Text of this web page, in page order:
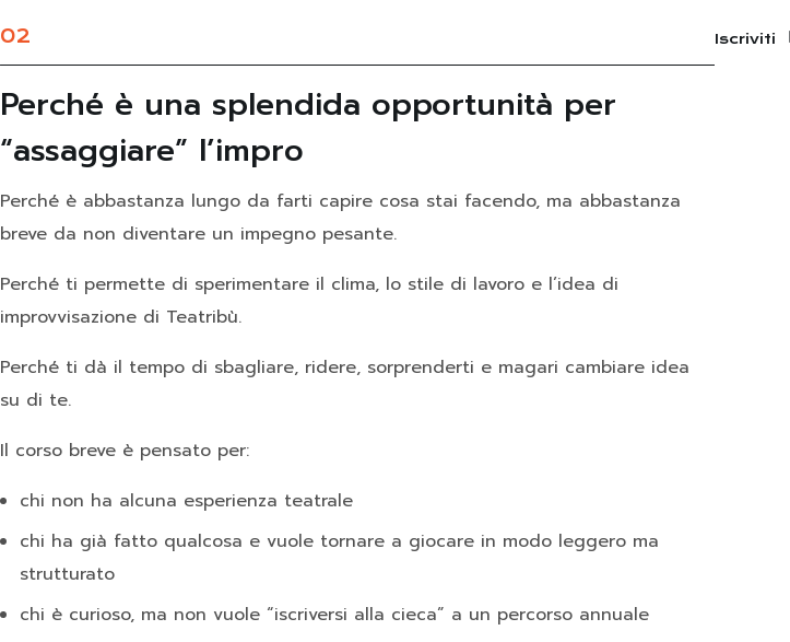
02
Perché è una splendida opportunità per
“assaggiare” l’impro
Perché è abbastanza lungo da farti capire cosa stai facendo, ma abbastanza
breve da non diventare un impegno pesante.
Perché ti permette di sperimentare il clima, lo stile di lavoro e l’idea di
improvvisazione di Teatribù.
Perché ti dà il tempo di sbagliare, ridere, sorprenderti e magari cambiare idea
su di te.
Il corso breve è pensato per:
chi non ha alcuna esperienza teatrale
chi ha già fatto qualcosa e vuole tornare a giocare in modo leggero ma
strutturato
chi è curioso, ma non vuole “iscriversi alla cieca” a un percorso annuale
Iscriviti